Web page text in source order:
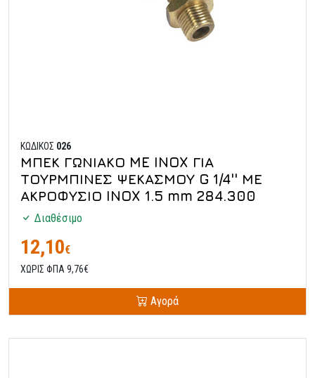
ΚΩΔΙΚΟΣ 026
ΜΠΕΚ ΓΩΝΙΑΚΟ ME INOX ΓΙΑ
ΤΟΥΡΜΠΙΝΕΣ ΨΕΚΑΣΜΟΥ G 1/4'' ΜΕ
ΑΚΡΟΦΥΣΙΟ INOX 1.5 mm 284.300
Διαθέσιμο
12,10€
ΧΩΡΙΣ ΦΠΑ 9,76€
Αγορά